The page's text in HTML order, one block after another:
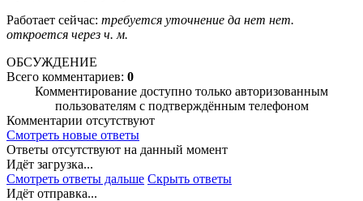
Работает сейчас: требуется уточнение да нет нет.
откроется через ч. м.
ОБСУЖДЕНИЕ
Всего комментариев: 0
Комментирование доступно только авторизованным
пользователям с подтверждённым телефоном
Комментарии отсутствуют
Смотреть новые ответы
Ответы отсутствуют на данный момент
Идёт загрузка...
Смотреть ответы дальше Скрыть ответы
Идёт отправка...